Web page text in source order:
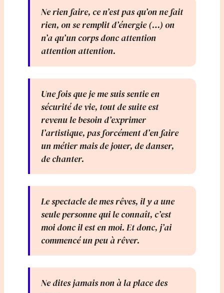
Ne rien faire, ce n’est pas qu’on ne fait
rien, on se remplit d’énergie (…) on
n’a qu’un corps donc attention
attention attention.
Une fois que je me suis sentie en
sécurité de vie, tout de suite est
revenu le besoin d’exprimer
l’artistique, pas forcément d’en faire
un métier mais de jouer, de danser,
de chanter.
Le spectacle de mes rêves, il y a une
seule personne qui le connaît, c’est
moi donc il est en moi. Et donc, j’ai
commencé un peu à rêver.
Ne dites jamais non à la place des